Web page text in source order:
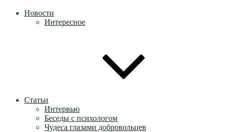
Новости
Интересное
Статьи
Интервью
Беседы с психологом
Чудеса глазами добровольцев